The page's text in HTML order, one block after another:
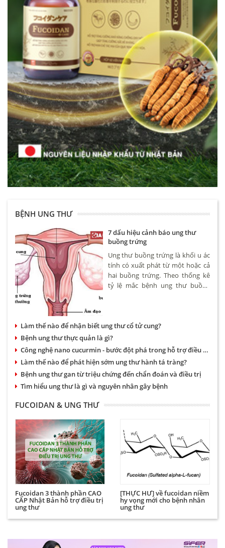
BỆNH UNG THƯ
7 dấu hiệu cảnh báo ung thư
buồng trứng
Ung thư buồng trứng là khối u ác
tính có xuất phát từ một hoặc cả
hai buồng trứng. Theo thống kê
tỷ lệ mắc bệnh ung thư buồng
phụ nữ trên 50.
Làm thế nào để nhận biết ung thư cổ tử cung?
Bệnh ung thư thực quản là gì?
Công nghệ nano cucurmin - bước đột phá trong hỗ trợ điều trị bệnh dạ dày và ung thư
Làm thế nào để phát hiện sớm ung thư hành tá tràng?
Bệnh ung thư gan từ triệu chứng đến chẩn đoán và điều trị
Tìm hiểu ung thư là gì và nguyên nhân gây bệnh
FUCOIDAN & UNG THƯ
Fucoidan 3 thành phần CAO
CẤP Nhật Bản hỗ trợ điều trị
ung thư
[THỰC HƯ] về fucoidan niềm
hy vọng mới cho bệnh nhân
ung thư